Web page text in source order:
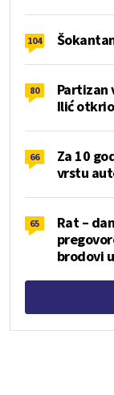
104
80
Partizan
Ilić
66
Za 10
vrstu
65
Rat –
brodovi